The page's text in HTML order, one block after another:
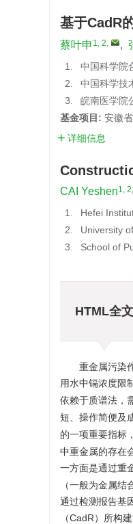
基于CadR
蔡叶申 1, 2, ,
1.
中国科学院
2.
中国科学技
3.
皖南医学院
基金项目: 安徽
详细信息
CAI Yeshen1, 2,
1.
Hefei
2.
University
3.
School of
HTML全文
重金属污染
用水中镉浓度限
依赖于质谱法，
短、操作简便及
的一项重要指标
中重金属的存在
一方面是通过重
（一般为金属
通过检测报告基
（CadR）所构